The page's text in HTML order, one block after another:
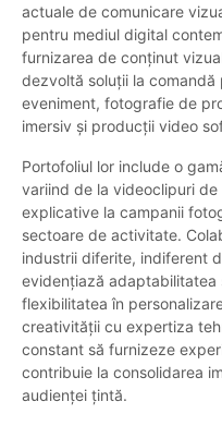
actuale de comunicare
pentru mediul digital
furnizarea de conținut
dezvoltă soluții la
eveniment, fotografie de
imersiv și producții video
Portofoliul lor include o
variind de la videoclipuri
explicative la campanii
sectoare de activitate.
industrii diferite, indiferent
evidențiază adaptabilitatea
flexibilitatea în
creativității cu expertiza
constant să furnizeze
contribuie la consolidarea
audienței țintă.